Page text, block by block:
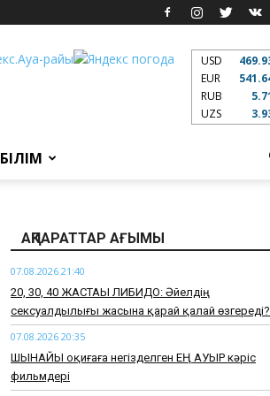
USD
EUR
RUB
UZS
БІЛІМ
АҚПАРАТТАР АҒЫМЫ
07.08.2026 21:40
​20, 30, 40 ЖАСТАҒЫ ЛИБИДО: Әйелдің
сексуалдылығы жасына қарай қалай өзгереді?
07.08.2026 20:35
​ШЫНАЙЫ оқиғаға негізделген ЕҢ АУЫР кәріс
фильмдері